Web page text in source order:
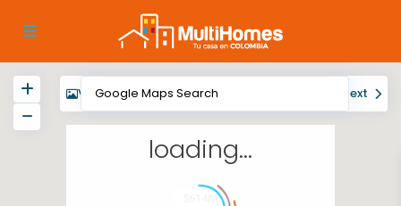
$614M
loading...
View My Location Next